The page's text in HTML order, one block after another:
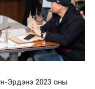
Эрдэнэ 2023 оны